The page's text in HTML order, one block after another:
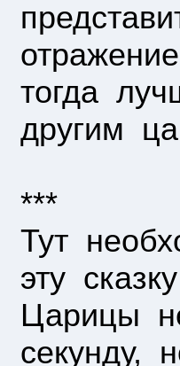
тогда
другим
***
Тут
эту
Царицы
секунду,